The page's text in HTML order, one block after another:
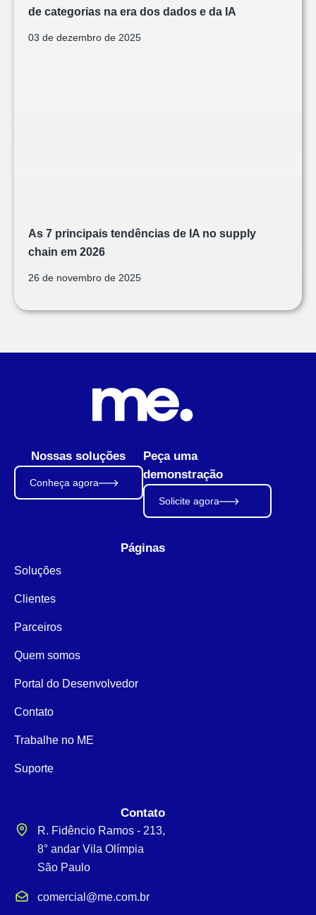
de categorias na era dos dados e da IA
03 de dezembro de 2025
As 7 principais tendências de IA no supply
chain em 2026
26 de novembro de 2025
Nossas soluções
Conheça agora
Peça uma
demonstração
Solicite agora
Páginas
Soluções
Clientes
Parceiros
Quem somos
Portal do Desenvolvedor
Contato
Trabalhe no ME
Suporte
Contato
R. Fidêncio Ramos - 213,
8° andar Vila Olímpia
São Paulo
comercial@me.com.br